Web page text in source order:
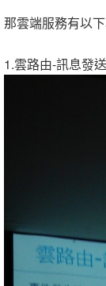
那雲端服務有以
1.雲路由-訊息發